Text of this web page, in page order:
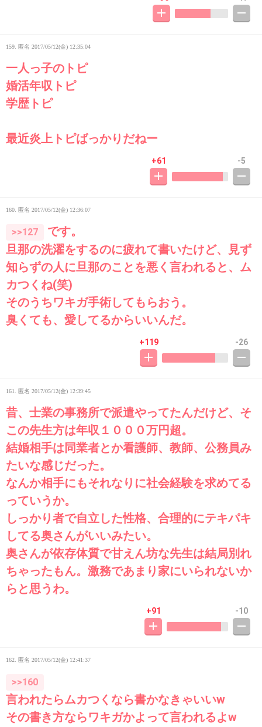
159. 匿名 2017/05/12(金) 12:35:04
一人っ子のトピ
婚活年収トピ
学歴トピ
最近炎上トピばっかりだねー
+61 -5
160. 匿名 2017/05/12(金) 12:36:07
>>127
です。
旦那の洗濯をするのに疲れて書いたけど、見ず
知らずの人に旦那のことを悪く言われると、ム
カつくね(笑)
そのうちワキガ手術してもらおう。
臭くても、愛してるからいいんだ。
+119 -26
161. 匿名 2017/05/12(金) 12:39:45
昔、士業の事務所で派遣やってたんだけど、そ
この先生方は年収１０００万円超。
結婚相手は同業者とか看護師、教師、公務員み
たいな感じだった。
なんか相手にもそれなりに社会経験を求めてる
っていうか。
しっかり者で自立した性格、合理的にテキパキ
してる奥さんがいいみたい。
奥さんが依存体質で甘えん坊な先生は結局別れ
ちゃったもん。激務であまり家にいられないか
らと思うわ。
+91 -10
162. 匿名 2017/05/12(金) 12:41:37
>>160
言われたらムカつくなら書かなきゃいいw
その書き方ならワキガかよって言われるよw